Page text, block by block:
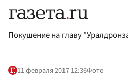
Покушение на главу
11 февраля 2017 12:36Фото